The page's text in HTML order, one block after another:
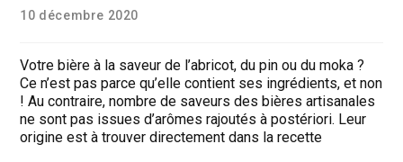
10 décembre 2020
Votre bière à la saveur de l’abricot, du pin ou du moka ?
Ce n’est pas parce qu’elle contient ses ingrédients, et non
! Au contraire, nombre de saveurs des bières artisanales
ne sont pas issues d’arômes rajoutés à postériori. Leur
origine est à trouver directement dans la recette